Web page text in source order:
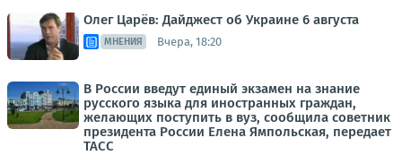
Олег Царёв: Дайджест об Украине 6 августа
МНЕНИЯ Вчера, 18:20
В России введут единый экзамен на знание
русского языка для иностранных граждан,
желающих поступить в вуз, сообщила советник
президента России Елена Ямпольская, передает
ТАСС